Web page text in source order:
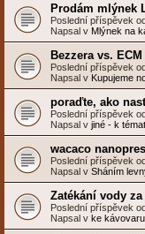
Prodám mlýnek
Poslední příspěvek
Napsal v Mlýnek na
Bezzera vs. ECM
Poslední příspěvek
Napsal v Kupujeme
poraďte, ako
Poslední příspěvek
Napsal v jiné - k
wacaco
Poslední příspěvek
Napsal v Sháním
Zatékání vody
Poslední příspěvek
Napsal v ke